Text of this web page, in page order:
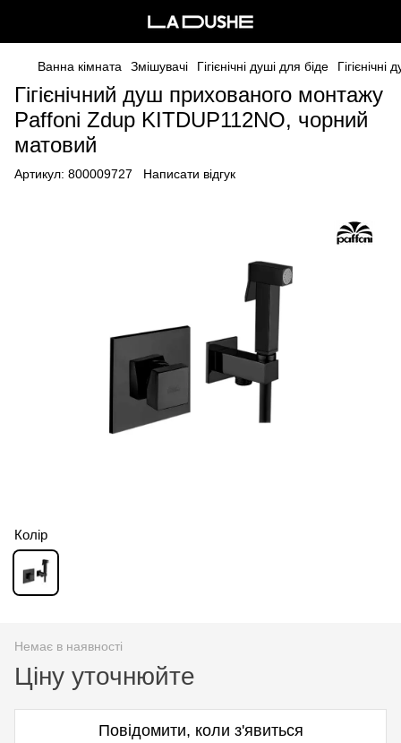
Ванна кімната Змішувачі Гігієнічні душі для біде
Гігієнічний душ прихованого монтажу
Paffoni Zdup KITDUP112NO, чорний
матовий
Артикул: 800009727 Написати відгук
Колір
Немає в наявності
Ціну уточнюйте
Повідомити, коли з'явиться